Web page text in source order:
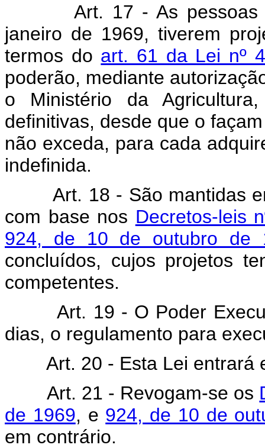
Art. 17 - As
janeiro de 1969, tiverem
termos do art. 61 da Lei nº
poderão, mediante
o Ministério da
definitivas, desde que o
não exceda, para cada
indefinida.
Art. 18 - São mantidas
com base nos Decretos-leis
924, de 10 de outubro de
concluídos, cujos projetos
competentes.
Art. 19 - O Poder
dias, o regulamento para
Art. 20 - Esta Lei entrará
Art. 21 - Revogam-se os
de 1969, e 924, de 10 de
em contrário.